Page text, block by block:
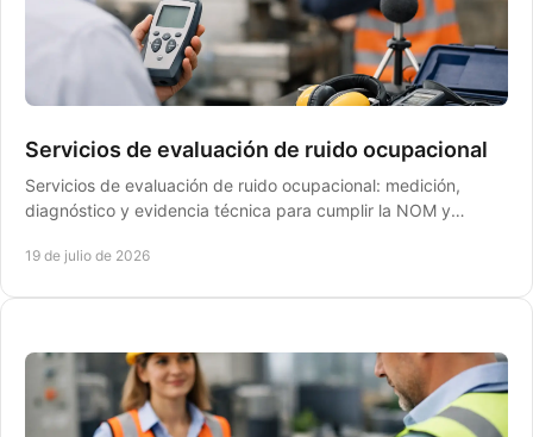
Servicios de evaluación de ruido ocupacional
Servicios de evaluación de ruido ocupacional: medición,
diagnóstico y evidencia técnica para cumplir la NOM y
19 de julio de 2026